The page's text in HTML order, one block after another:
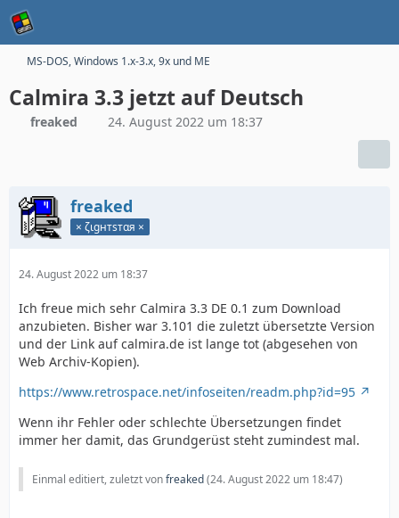
MS-DOS, Windows 1.x-3.x, 9x und ME
Calmira 3.3 jetzt auf Deutsch
freaked 24. August 2022 um 18:37
freaked
× ζιgнтѕтαя ×
24. August 2022 um 18:37
Ich freue mich sehr Calmira 3.3 DE 0.1 zum Download
anzubieten. Bisher war 3.101 die zuletzt übersetzte Version
und der Link auf calmira.de ist lange tot (abgesehen von
Web Archiv-Kopien).
https://www.retrospace.net/infoseiten/readm.php?id=95
Wenn ihr Fehler oder schlechte Übersetzungen findet
immer her damit, das Grundgerüst steht zumindest mal.
Einmal editiert, zuletzt vonfreaked(24. August 2022 um 18:47)